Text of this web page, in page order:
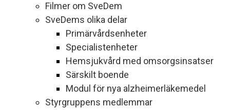
Filmer om SveDem
SveDems olika delar
Primärvårdsenheter
Specialistenheter
Hemsjukvård med omsorgsinsatser
Särskilt boende
Modul för nya alzheimerläkemedel
Styrgruppens medlemmar